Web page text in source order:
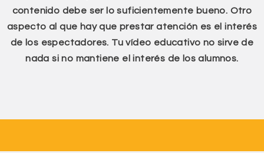
contenido debe ser lo suficientemente bueno. Otro
aspecto al que hay que prestar atención es el interés
de los espectadores. Tu vídeo educativo no sirve de
nada si no mantiene el interés de los alumnos.